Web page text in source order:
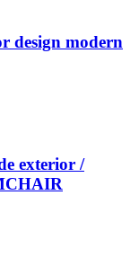
design modern
exterior /